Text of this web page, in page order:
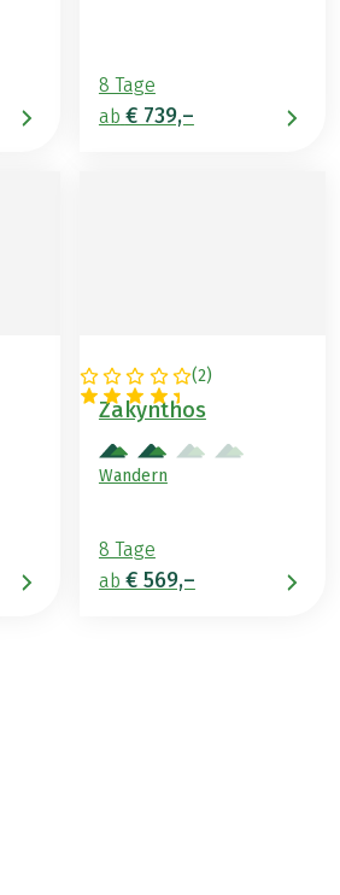
8 Tage
ab € 739,–
(2)
GRIECHENLAND
Zakynthos
Wandern
8 Tage
ab € 569,–